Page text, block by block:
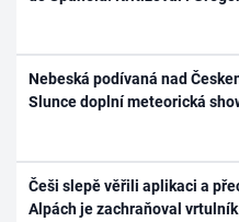
Nebeská podívaná nad
Slunce doplní meteorická
Češi slepě věřili aplikaci a
Alpách je zachraňoval vrtulník